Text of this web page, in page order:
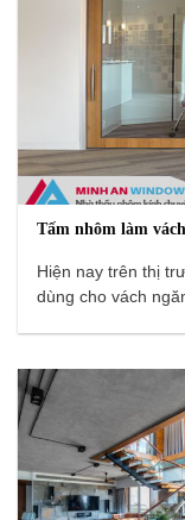
Tấm nhôm làm
Hiện nay trên thị
dùng cho vách